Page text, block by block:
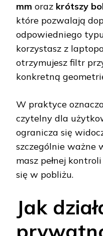
mm oraz krótszy
które pozwalają
odpowiedniego
korzystasz z
otrzymujesz filtr
konkretną
W praktyce
czytelny dla
ogranicza się
szczególnie ważne
masz pełnej
się w pobliżu.
Jak